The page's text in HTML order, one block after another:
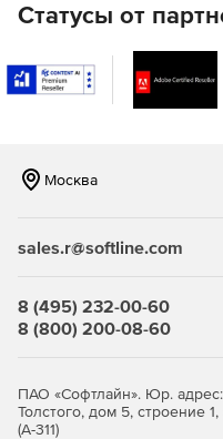
Статусы от
Москва
sales.r@softline.com
8 (495) 232-00-60
8 (800) 200-08-60
ПАО «Софтлайн». Юр. адрес:
Толстого, дом 5, строение
(А-311)